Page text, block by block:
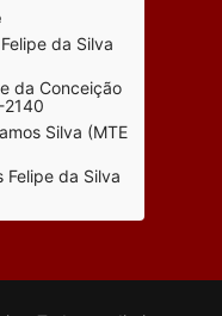
da Silva
da Conceição
Silva (MTE
Felipe da Silva